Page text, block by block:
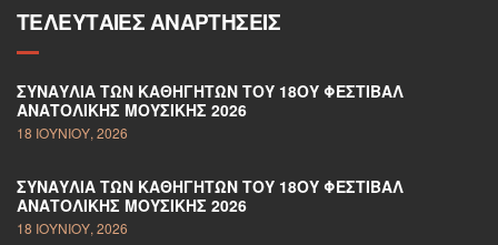
ΤΕΛΕΥΤΑΊΕΣ ΑΝΑΡΤΉΣΕΙΣ
ΣΥΝΑΥΛΊΑ ΤΩΝ ΚΑΘΗΓΗΤΏΝ ΤΟΥ 18ΟΥ ΦΕΣΤΙΒΆΛ
ΑΝΑΤΟΛΙΚΉΣ ΜΟΥΣΙΚΉΣ 2026
18 ΙΟΥΝΊΟΥ, 2026
ΣΥΝΑΥΛΊΑ ΤΩΝ ΚΑΘΗΓΗΤΏΝ ΤΟΥ 18ΟΥ ΦΕΣΤΙΒΆΛ
ΑΝΑΤΟΛΙΚΉΣ ΜΟΥΣΙΚΉΣ 2026
18 ΙΟΥΝΊΟΥ, 2026